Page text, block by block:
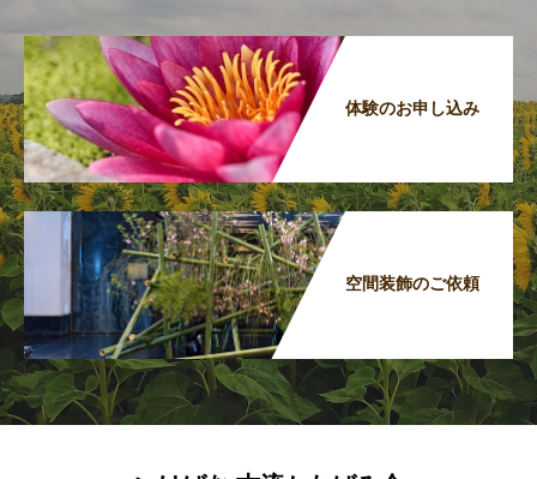
体験のお申し込み
空間装飾のご依頼